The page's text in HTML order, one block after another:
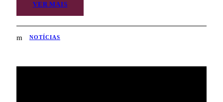
VER MAIS
NOTÍCIAS